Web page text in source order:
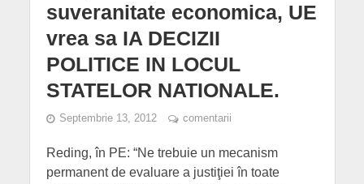
suveranitate economica, UE
vrea sa IA DECIZII
POLITICE IN LOCUL
STATELOR NATIONALE.
Septembrie 13, 2012 comentarii
Reding, în PE: “Ne trebuie un mecanism
permanent de evaluare a justiţiei în toate